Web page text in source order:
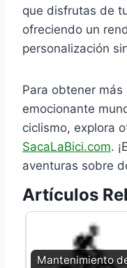
que disfrutas de
ofreciendo un
personalización
Para obtener
emocionante
ciclismo, explora
SacaLaBici.com.
aventuras sobre
Artículos
Mantenimiento